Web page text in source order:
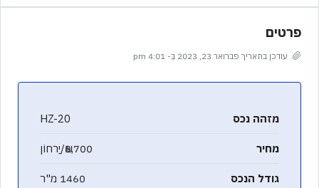
פרטים
עודכן בתאריך פברואר 23, 2023 בְּ- 4:01 pm
מזהה נכס HZ-20
מחיר ₪6,700/יַרחוֹן
גודל הנכס 1460 מ"ר